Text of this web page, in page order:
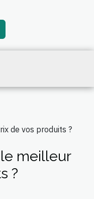
de vos produits ?
meilleur
?